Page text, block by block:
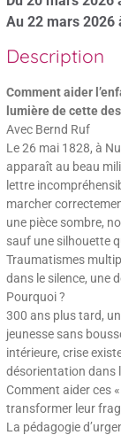
Au 22 mars 2026
Description
Comment aider
lumière de cette
Avec Bernd Ruf
Le 26 mai 1828, à
apparaît au beau
lettre
marcher
une pièce sombre,
sauf une silhouette
Traumatismes
dans le silence, une
Pourquoi ?
300 ans plus tard,
jeunesse sans
intérieure, crise
désorientation dans
Comment aider ces
transformer leur
La pédagogie